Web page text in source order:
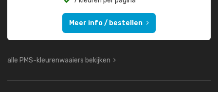
Meer info / bestellen
alle PMS-kleurenwaaiers bekijken